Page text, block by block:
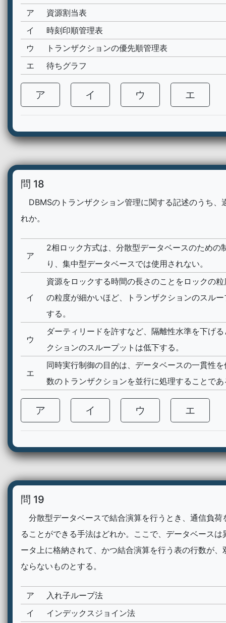
ア
資源割当表
イ
時刻印順管理表
ウ
トランザクションの優先順管理表
エ
待ちグラフ
ア イ ウ エ
問 18
DBMSのトランザクション管理に関する記述のうち、
れか。
ア
2相ロック方式は、分散型データベースのための
り、集中型データベースでは使用されない。
イ
資源をロックする時間の長さのことをロックの
の粒度が細かいほど、トランザクションのスル
する。
ウ
ダーティリードを許すなど、隔離性水準を下げ
クションのスループットは低下する。
エ
同時実行制御の目的は、データベースの一貫性
数のトランザクションを並行に処理することであ
ア イ ウ エ
問 19
分散型データベースで結合演算を行うとき、通信負荷
ることができる手法はどれか。ここで、データベースは
ータ上に格納されて、かつ結合演算を行う表の行数が、
ならないものとする。
ア
入れ子ループ法
イ
インデックスジョイン法